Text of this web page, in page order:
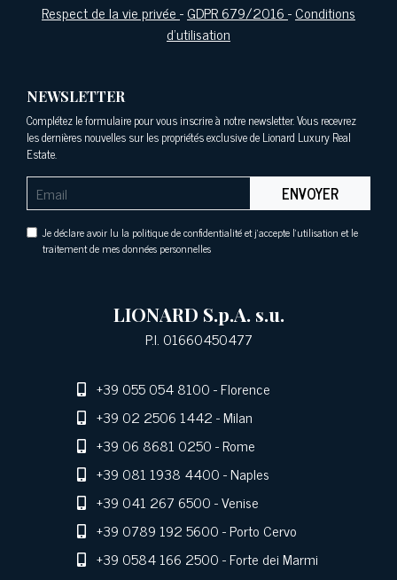
Respect de la vie privée-GDPR 679/2016-Conditions
d'utilisation
NEWSLETTER
Complétez le formulaire pour vous inscrire à notre newsletter. Vous recevrez
les dernières nouvelles sur les propriétés exclusive de Lionard Luxury Real
Estate.
ENVOYER
Je déclare avoir lu la politique de confidentialité et j'accepte l'utilisation et le
traitement de mes données personnelles
LIONARD S.p.A. s.u.
P.I. 01660450477
+39 055 054 8100- Florence
+39 02 2506 1442- Milan
+39 06 8681 0250- Rome
+39 081 1938 4400- Naples
+39 041 267 6500- Venise
+39 0789 192 5600- Porto Cervo
+39 0584 166 2500- Forte dei Marmi